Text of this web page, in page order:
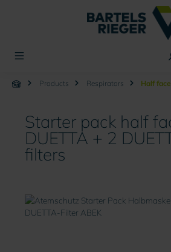
Products Respirators Half
Starter pack half
DUETTA + 2
filters
Skip image gallery